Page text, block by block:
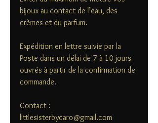
bijoux au contact de l’eau, des
crèmes et du parfum.
Expédition en lettre suivie par la
Poste dans un délai de 7 à 10 jours
ouvrés à partir de la confirmation de
commande.
Contact :
littlesisterbycaro@gmail.com